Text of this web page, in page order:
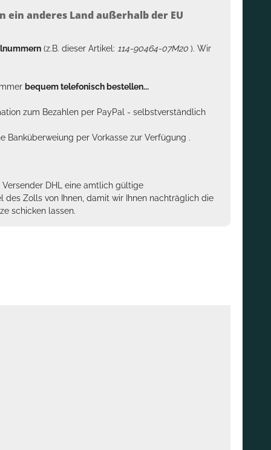
anderes Land außerhalb der EU
(z.B. dieser Artikel: 114-90464-07M20 ). Wir
bequem telefonisch bestellen...
zum Bezahlen per PayPal - selbstverständlich
Banküberweiung per Vorkasse zur Verfügung .
Versender DHL eine amtlich gültige
Zolls von Ihnen, damit wir Ihnen nachträglich die
schicken lassen.